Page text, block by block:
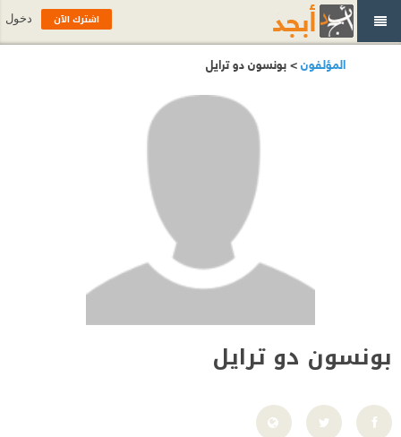
المؤلفون> بونسون دو ترايل
بونسون دو ترايل
اشترك الآن دخول